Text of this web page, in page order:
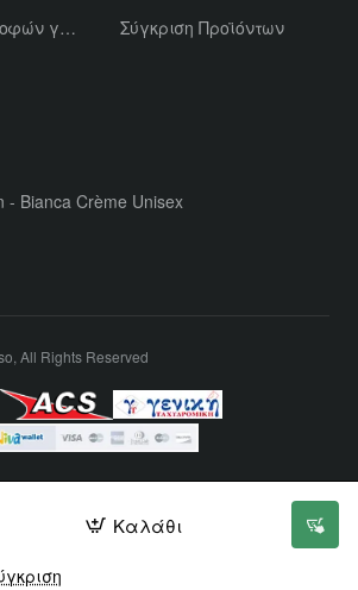
Καλάθι
Πολιτική Επιστροφών για Χύμα Αρώματα
Σύγκριση Προϊόντων
- Bianca Crème Unisex
All Rights Reserved